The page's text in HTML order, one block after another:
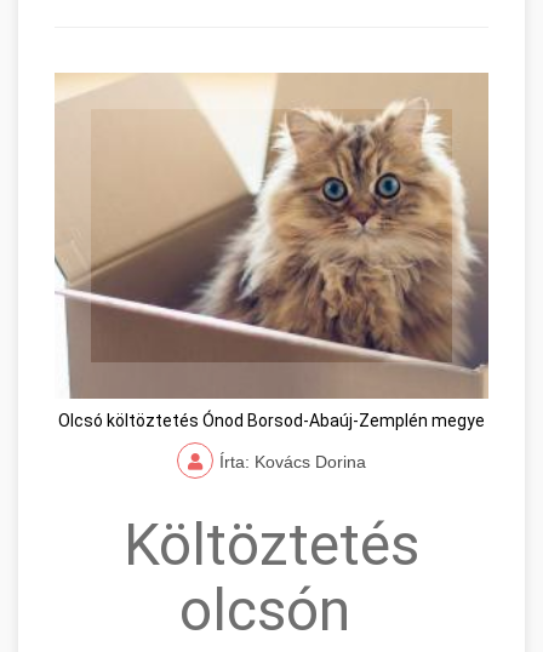
Olcsó költöztetés Ónod Borsod-Abaúj-Zemplén megye
Írta: Kovács Dorina
Költöztetés
olcsón